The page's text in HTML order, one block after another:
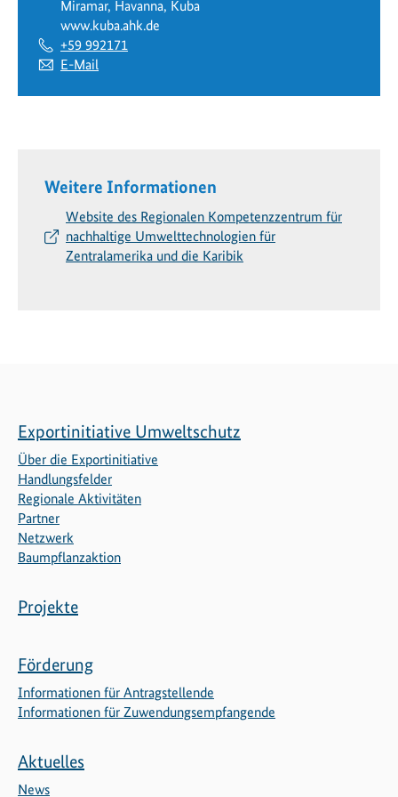
Miramar, Havanna, Kuba
www.kuba.ahk.de
+59 992171
E-Mail
Weitere Informationen
Website des Regionalen Kompetenzzentrum für
nachhaltige Umwelttechnologien für
Zentralamerika und die Karibik
Exportinitiative Umweltschutz
Über die Exportinitiative
Handlungsfelder
Regionale Aktivitäten
Partner
Netzwerk
Baumpflanzaktion
Projekte
Förderung
Informationen für Antragstellende
Informationen für Zuwendungsempfangende
Aktuelles
News